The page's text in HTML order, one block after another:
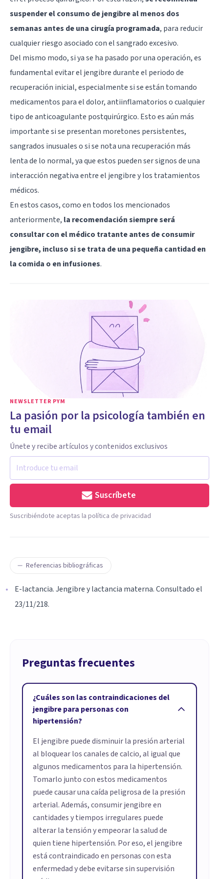
suspender el consumo de jengibre al menos dos
semanas antes de una cirugía programada, para reducir
cualquier riesgo asociado con el sangrado excesivo.
Del mismo modo, si ya se ha pasado por una operación, es
fundamental evitar el jengibre durante el periodo de
recuperación inicial, especialmente si se están tomando
medicamentos para el dolor, antiinflamatorios o cualquier
tipo de anticoagulante postquirúrgico. Esto es aún más
importante si se presentan moretones persistentes,
sangrados inusuales o si se nota una recuperación más
lenta de lo normal, ya que estos pueden ser signos de una
interacción negativa entre el jengibre y los tratamientos
médicos.
En estos casos, como en todos los mencionados
anteriormente, la recomendación siempre será
consultar con el médico tratante antes de consumir
jengibre, incluso si se trata de una pequeña cantidad en
la comida o en infusiones.
NEWSLETTER PYM
La pasión por la psicología también en
tu email
Únete y recibe artículos y contenidos exclusivos
Suscríbete
Suscribiéndote aceptas la política de privacidad
Referencias bibliográficas
E-lactancia. Jengibre y lactancia materna. Consultado el
23/11/218.
Preguntas frecuentes
¿Cuáles son las contraindicaciones del
jengibre para personas con
hipertensión?
El jengibre puede disminuir la presión arterial
al bloquear los canales de calcio, al igual que
algunos medicamentos para la hipertensión.
Tomarlo junto con estos medicamentos
puede causar una caída peligrosa de la presión
arterial. Además, consumir jengibre en
cantidades y tiempos irregulares puede
alterar la tensión y empeorar la salud de
quien tiene hipertensión. Por eso, el jengibre
está contraindicado en personas con esta
enfermedad y debe evitarse sin supervisión